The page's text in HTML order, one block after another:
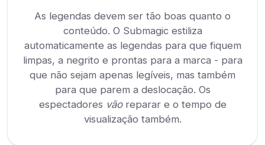
As legendas devem ser tão boas quanto o
conteúdo. O Submagic estiliza
automaticamente as legendas para que fiquem
limpas, a negrito e prontas para a marca - para
que não sejam apenas legíveis, mas também
para que parem a deslocação. Os
espectadores vãoreparar e o tempo de
visualização também.